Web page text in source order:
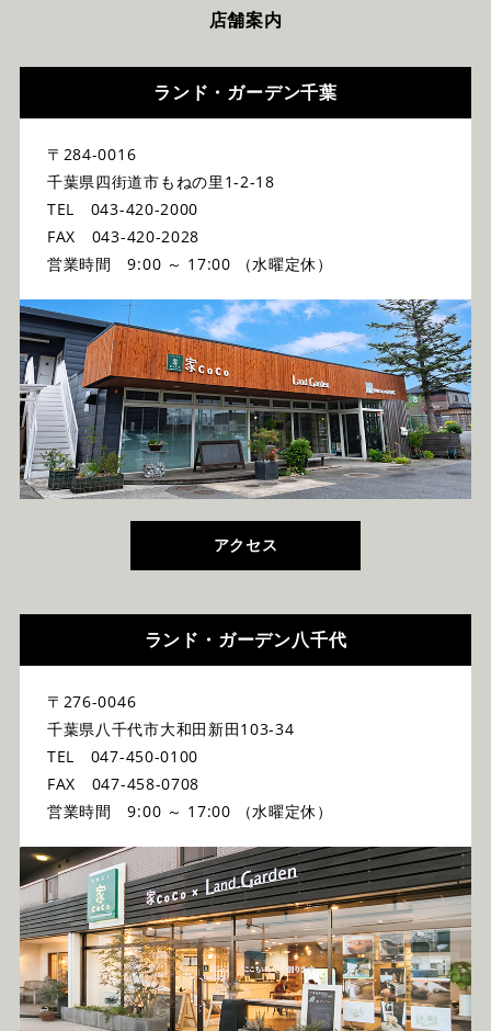
店舗案内
ランド・ガーデン千葉
〒284-0016
千葉県四街道市もねの里1-2-18
TEL 043-420-2000
FAX 043-420-2028
営業時間 9:00 ～ 17:00 （水曜定休）
アクセス
ランド・ガーデン八千代
〒276-0046
千葉県八千代市大和田新田103-34
TEL 047-450-0100
FAX 047-458-0708
営業時間 9:00 ～ 17:00 （水曜定休）